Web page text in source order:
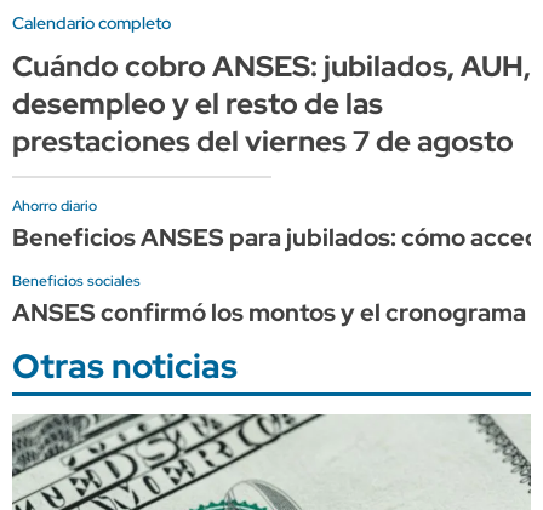
Calendario completo
Cuándo cobro ANSES: jubilados, AUH,
desempleo y el resto de las
prestaciones del viernes 7 de agosto
Ahorro diario
Beneficios ANSES para jubilados: cómo
Beneficios sociales
ANSES confirmó los montos y el cronograma
Otras noticias